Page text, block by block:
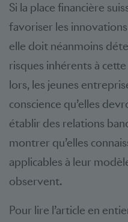
Si la place financière
favoriser les
elle doit néanmoins
risques inhérents à
lors, les jeunes
conscience qu’elles
établir des relations
montrer qu’elles
applicables à leur
observent.
Pour lire l’article en